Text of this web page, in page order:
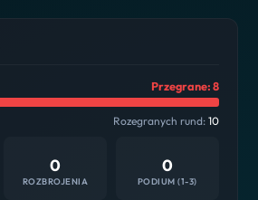
Przegrane: 8
Rozegranych rund: 10
0
ROZBROJENIA
0
PODIUM (1-3)